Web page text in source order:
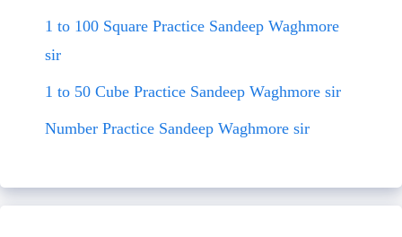
1 to 100 Square Practice Sandeep Waghmore
sir
1 to 50 Cube Practice Sandeep Waghmore sir
Number Practice Sandeep Waghmore sir